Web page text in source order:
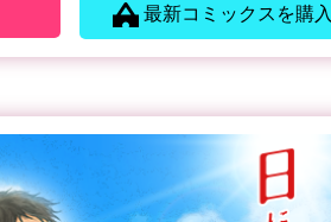
最新コミックスを購入